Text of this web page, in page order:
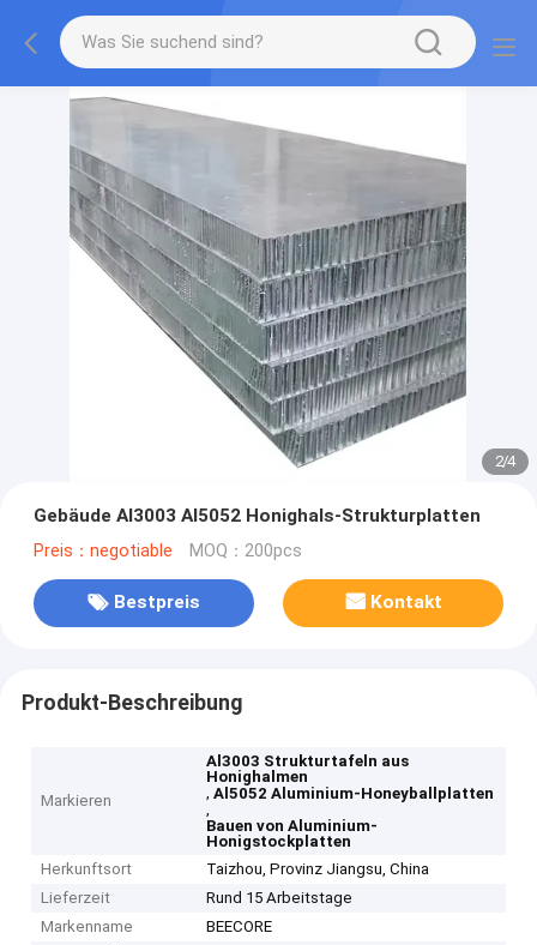
2/4
Gebäude Al3003 Al5052 Honighals-Strukturplatten
Preis：negotiable MOQ：200pcs
Bestpreis Kontakt
Produkt-Beschreibung
Markieren
Al3003 Strukturtafeln aus
Honighalmen
,Al5052 Aluminium-Honeyballplatten
,
Bauen von Aluminium-
Honigstockplatten
Herkunftsort
Taizhou, Provinz Jiangsu, China
Lieferzeit
Rund 15 Arbeitstage
Markenname
BEECORE